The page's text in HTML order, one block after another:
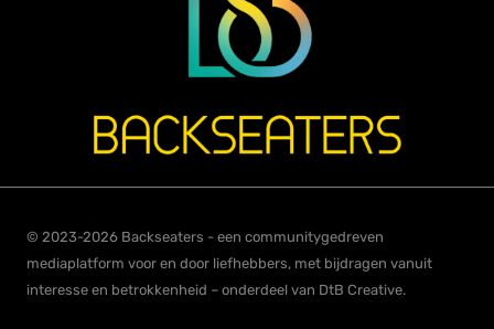
© 2023-2026 Backseaters - een communitygedreven
mediaplatform voor en door liefhebbers, met bijdragen vanuit
interesse en betrokkenheid – onderdeel van DtB Creative.